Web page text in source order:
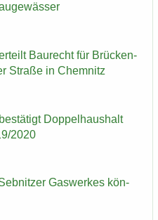
Bau­recht für Brü­cken­
Stra­ße in Chem­nitz
Dop­pel­haus­halt
2020
Gas­wer­kes kön­